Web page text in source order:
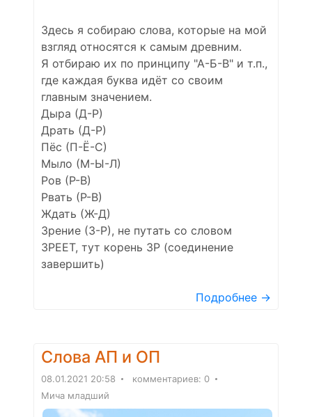
Здесь я собираю слова, которые на мой
взгляд относятся к самым древним.
Я отбираю их по принципу "А-Б-В" и т.п.,
где каждая буква идёт со своим
главным значением.
Дыра (Д-Р)
Драть (Д-Р)
Пёс (П-Ё-С)
Мыло (М-Ы-Л)
Ров (Р-В)
Рвать (Р-В)
Ждать (Ж-Д)
Зрение (З-Р), не путать со словом
ЗРЕЕТ, тут корень ЗР (соединение
завершить)
Подробнее →
Слова АП и ОП
08.01.2021 20:58
комментариев: 0
Мича младший